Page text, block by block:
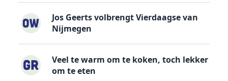
Jos Geerts volbrengt Vierdaagse van
Nijmegen
Veel te warm om te koken, toch lekker
om te eten